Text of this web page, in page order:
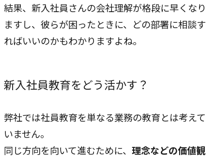
結果、新入社員さんの会社理解が格段に早くなり
ますし、彼らが困ったときに、どの部署に相談す
ればいいのかもわかりますよね。
新入社員教育をどう活かす？
弊社では社員教育を単なる業務の教育とは考えて
いません。
同じ方向を向いて進むために、 理念などの価値観